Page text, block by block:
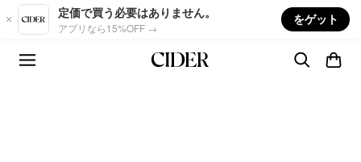
Skip to main content
定価で買う必要はありません。
アプリなら15%OFF →
をゲット